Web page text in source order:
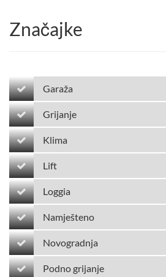
Značajke
Garaža
Grijanje
Klima
Lift
Loggia
Namješteno
Novogradnja
Podno grijanje